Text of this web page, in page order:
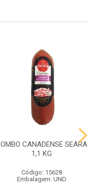
CANADENSE SEARA
1,1 KG
Código: 15628
Embalagem: UND